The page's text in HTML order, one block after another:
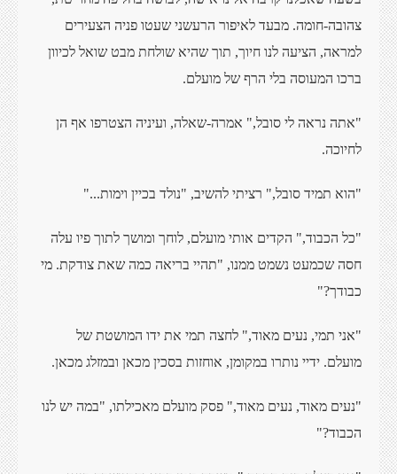
צהובה-חומה. מבעד לאיפור הרעשני שעטו פניה הצעירים
למראה, הציעה לנו חיוך, תוך שהיא שולחת מבט שואל לכיוון
ברכו המעוסה בלי הרף של מועלם.
"אתה נראה לי סובל," אמרה-שאלה, ועיניה הצטרפו אף הן
לחיוכה.
"הוא תמיד סובל," רציתי להשיב, "נולד בכיין וימות..."
"כל הכבוד," הקדים אותי מועלם, לוחך ומושך לתוך פיו עלה
חסה שכמעט נשמט ממנו, "תהיי בריאה כמה שאת צודקת. מי
כבודך?"
"אני תמי, נעים מאוד," לחצה תמי את ידו המושטת של
מועלם. ידיי נותרו במקומן, אוחזות בסכין מכאן ובמזלג מכאן.
"נעים מאוד, נעים מאוד," פסק מועלם מאכילתו, "במה יש לנו
הכבוד?"